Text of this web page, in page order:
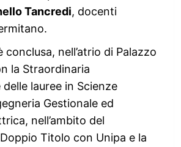
Tancredi, docenti
conclusa, nell’atrio di Palazzo
la Straordinaria
lauree in Scienze
Gestionale ed
nell’ambito del
Titolo con Unipa e la